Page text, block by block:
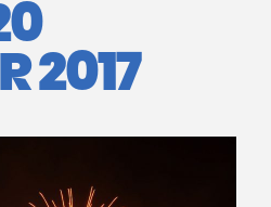
2017